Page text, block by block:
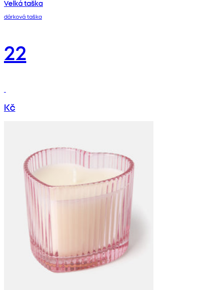
Velká taška
dárková taška
22
Kč